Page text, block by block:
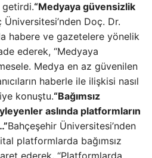
getirdi.“Medyaya güvensizlik
Üniversitesi’nden Doç. Dr.
habere ve gazetelere yönelik
ederek, “Medyaya
Medya en az güvenilen
haberle ile ilişkisi nasıl
konuştu.“Bağımsız
aslında platformların
Bahçeşehir Üniversitesi’nden
platformlarda bağımsız
ederek, “Platformlarda